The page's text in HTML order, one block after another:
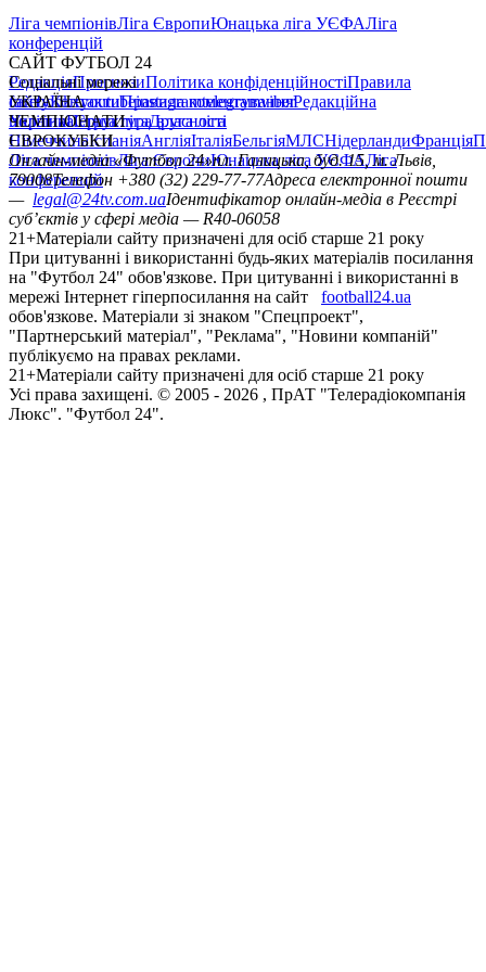
Ліга чемпіонівЛіга ЄвропиЮнацька ліга УЄФАЛіга
конференцій
САЙТ ФУТБОЛ 24
РедакціяПрогнозиПолітика конфіденційностіПравила
сайтуКонтактиПравила коментуванняРедакційна
політикаСтруктура власності
Соціальні мережі
facebookxyoutubeinstagramtelegramviber
УКРАЇНА
УкраїнаПерша лігаДруга ліга
ЧЕМПІОНАТИ
НімеччинаІспаніяАнгліяІталіяБельгіяМЛСНідерландиФранція
ЄВРОКУБКИ
Ліга чемпіонівЛіга ЄвропиЮнацька ліга УЄФАЛіга
конференцій
Онлайн-медіа «Футбол 24»пл. Галицька, буд. 15, м. Львів,
79008Телефон +380 (32) 229-77-77Адреса електронної пошти
— legal@24tv.com.uaІдентифікатор онлайн-медіа в Реєстрі
суб’єктів у сфері медіа — R40-06058
21+Матеріали сайту призначені для осіб старше 21 року
При цитуванні і використанні будь-яких матеріалів посилання
на "Футбол 24" обов'язкове. При цитуванні і використанні в
мережі Інтернет гіперпосилання на сайт
football24.ua
обов'язкове. Матеріали зі знаком "Спецпроект",
"Партнерський матеріал", "Реклама", "Новини компаній"
публікуємо на правах реклами.
21+Матеріали сайту призначені для осіб старше 21 року
Усi права захищенi. © 2005 - 2026 , ПрАТ "Телерадіокомпанія
Люкс". "Футбол 24".